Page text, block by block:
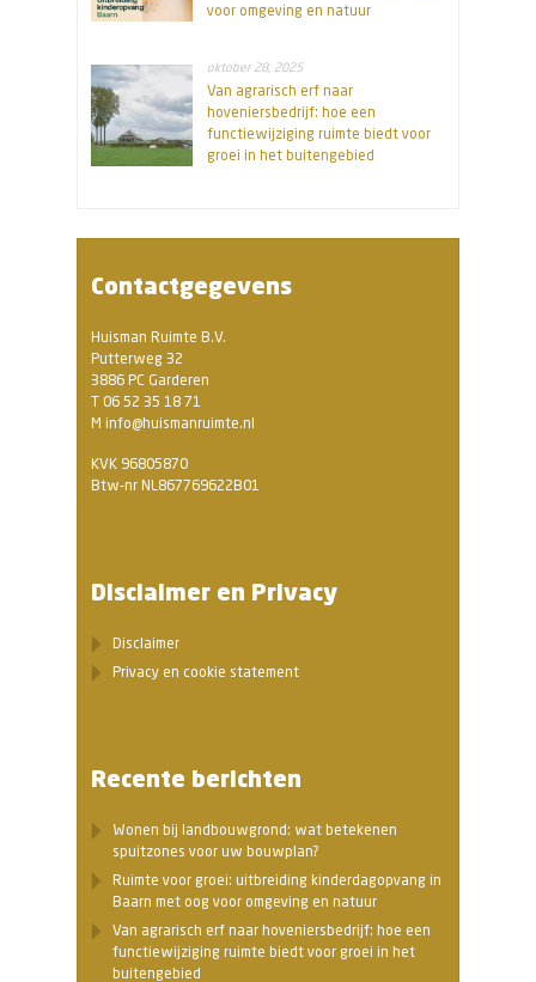
voor omgeving en natuur
oktober 28, 2025
Van agrarisch erf naar
hoveniersbedrijf: hoe een
functiewijziging ruimte biedt voor
groei in het buitengebied
Contactgegevens
Huisman Ruimte B.V.
Putterweg 32
3886 PC Garderen
T 06 52 35 18 71
M info@huismanruimte.nl
KVK 96805870
Btw-nr NL867769622B01
Disclaimer en Privacy
Disclaimer
Privacy en cookie statement
Recente berichten
Wonen bij landbouwgrond: wat betekenen
spuitzones voor uw bouwplan?
Ruimte voor groei: uitbreiding kinderdagopvang in
Baarn met oog voor omgeving en natuur
Van agrarisch erf naar hoveniersbedrijf: hoe een
functiewijziging ruimte biedt voor groei in het
buitengebied